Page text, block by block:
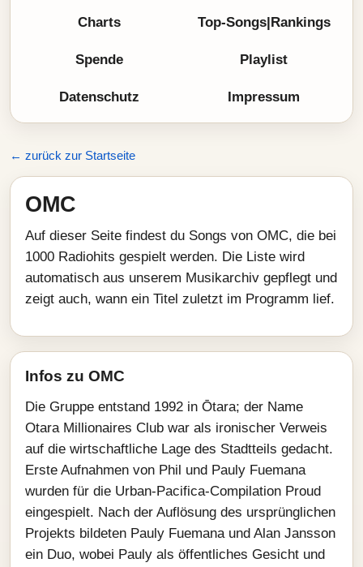
Charts Top-Songs|Rankings
Spende Playlist
Datenschutz Impressum
← zurück zur Startseite
OMC
Auf dieser Seite findest du Songs von OMC, die bei
1000 Radiohits gespielt werden. Die Liste wird
automatisch aus unserem Musikarchiv gepflegt und
zeigt auch, wann ein Titel zuletzt im Programm lief.
Infos zu OMC
Die Gruppe entstand 1992 in Ōtara; der Name
Otara Millionaires Club war als ironischer Verweis
auf die wirtschaftliche Lage des Stadtteils gedacht.
Erste Aufnahmen von Phil und Pauly Fuemana
wurden für die Urban‑Pacifica‑Compilation Proud
eingespielt. Nach der Auflösung des ursprünglichen
Projekts bildeten Pauly Fuemana und Alan Jansson
ein Duo, wobei Pauly als öffentliches Gesicht und